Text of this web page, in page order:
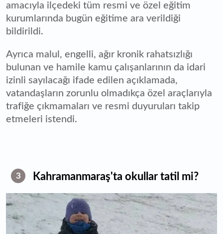
amacıyla ilçedeki tüm resmi ve özel eğitim
kurumlarında bugün eğitime ara verildiği
bildirildi.
Ayrıca malul, engelli, ağır kronik rahatsızlığı
bulunan ve hamile kamu çalışanlarının da idari
izinli sayılacağı ifade edilen açıklamada,
vatandaşların zorunlu olmadıkça özel araçlarıyla
trafiğe çıkmamaları ve resmi duyuruları takip
etmeleri istendi.
3 Kahramanmaraş'ta okullar tatil mi?